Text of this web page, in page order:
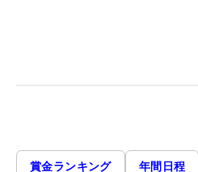
賞金ランキング 年間日程